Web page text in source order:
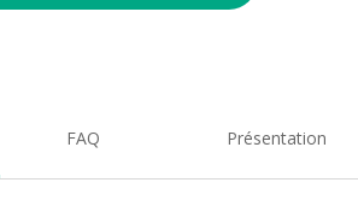
FAQ Présentation